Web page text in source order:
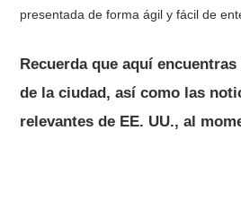
presentada de forma ágil y fácil de
Recuerda que aquí
de la ciudad, así como las
relevantes de EE. UU., al